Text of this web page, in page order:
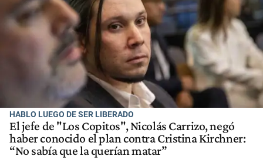
HABLO LUEGO DE SER LIBERADO
El jefe de "Los Copitos", Nicolás Carrizo, negó
haber conocido el plan contra Cristina Kirchner:
“No sabía que la querían matar”